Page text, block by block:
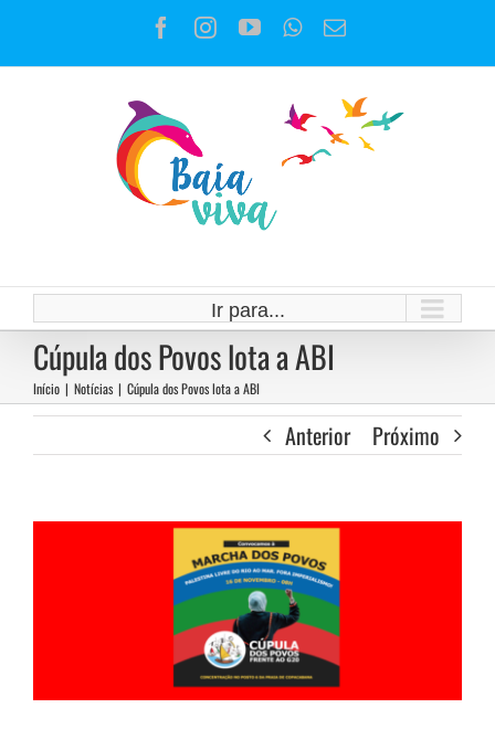
o
Facebook
Instagram
YouTubeWhatsApp
E-
Ir para...
Cúpula dos Povos lota a ABI
Início | Notícias | Cúpula dos Povos lota a ABI
Anterior Próximo